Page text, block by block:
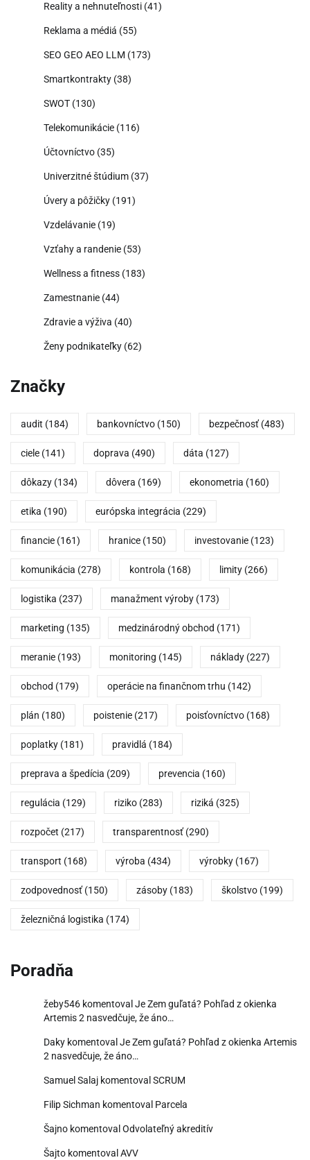
Reality a nehnuteľnosti (41)
Reklama a médiá (55)
SEO GEO AEO LLM (173)
Smartkontrakty (38)
SWOT (130)
Telekomunikácie (116)
Účtovníctvo (35)
Univerzitné štúdium (37)
Úvery a pôžičky (191)
Vzdelávanie (19)
Vzťahy a randenie (53)
Wellness a fitness (183)
Zamestnanie (44)
Zdravie a výživa (40)
Ženy podnikateľky (62)
Značky
audit (184) bankovníctvo (150) bezpečnosť (483)
ciele (141) doprava (490) dáta (127)
dôkazy (134) dôvera (169) ekonometria (160)
etika (190) európska integrácia (229)
financie (161) hranice (150) investovanie (123)
komunikácia (278) kontrola (168) limity (266)
logistika (237) manažment výroby (173)
marketing (135) medzinárodný obchod (171)
meranie (193) monitoring (145) náklady (227)
obchod (179) operácie na finančnom trhu (142)
plán (180) poistenie (217) poisťovníctvo (168)
poplatky (181) pravidlá (184)
preprava a špedícia (209) prevencia (160)
regulácia (129) riziko (283) riziká (325)
rozpočet (217) transparentnosť (290)
transport (168) výroba (434) výrobky (167)
zodpovednosť (150) zásoby (183) školstvo (199)
železničná logistika (174)
Poradňa
žeby546 komentoval Je Zem guľatá? Pohľad z okienka
Artemis 2 nasvedčuje, že áno…
Daky komentoval Je Zem guľatá? Pohľad z okienka Artemis
2 nasvedčuje, že áno…
Samuel Salaj komentoval SCRUM
Filip Sichman komentoval Parcela
Šajno komentoval Odvolateľný akreditív
Šajto komentoval AVV